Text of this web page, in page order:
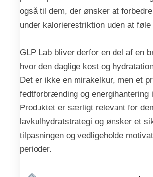
også til dem, der ønsker at
under kalorierestriktion uden at
GLP Lab bliver derfor en del af en
hvor den daglige kost og
Det er ikke en mirakelkur, men et
fedtforbrænding og
Produktet er særligt relevant for
lavkulhydratstrategi og ønsker et
tilpasningen og vedligeholde
perioder.